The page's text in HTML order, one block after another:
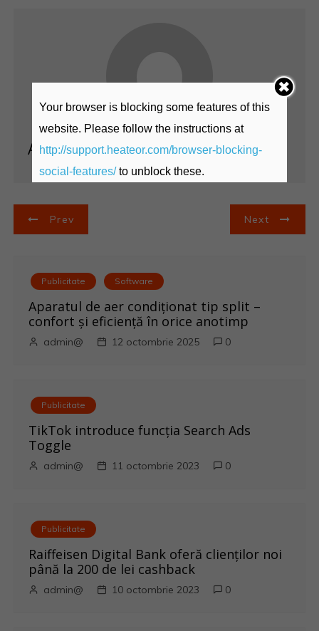
Admin@
N
Prev Next
Publicitate Software
Aparatul de aer condiționat tip split –
confort și eficiență în orice anotimp
admin@ 12 octombrie 2025 0
Publicitate
TikTok introduce funcția Search Ads
Toggle
admin@ 11 octombrie 2023 0
Publicitate
Raiffeisen Digital Bank oferă clienților noi
până la 200 de lei cashback
admin@ 10 octombrie 2023 0
Your browser is blocking some features of this
website. Please follow the instructions at
http://support.heateor.com/browser-blocking-
social-features/to unblock these.